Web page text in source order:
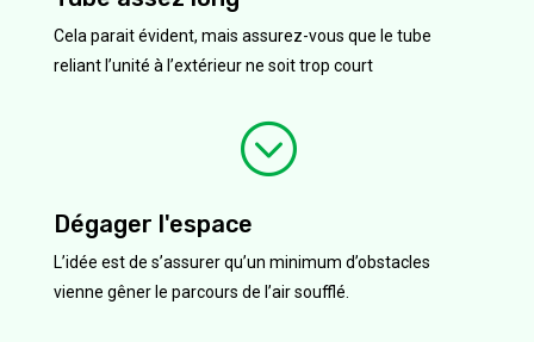
Cela parait évident, mais assurez-vous que le tube
reliant l’unité à l’extérieur ne soit trop court
;
Dégager l'espace
L’idée est de s’assurer qu’un minimum d’obstacles
vienne gêner le parcours de l’air soufflé.